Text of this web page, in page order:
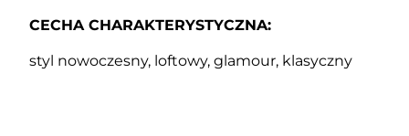
CECHA CHARAKTERYSTYCZNA:
styl nowoczesny, loftowy, glamour, klasyczny